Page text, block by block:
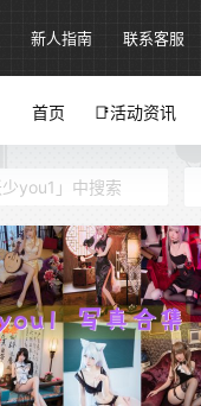
新人指南 联系客服
首页 📑活动资讯